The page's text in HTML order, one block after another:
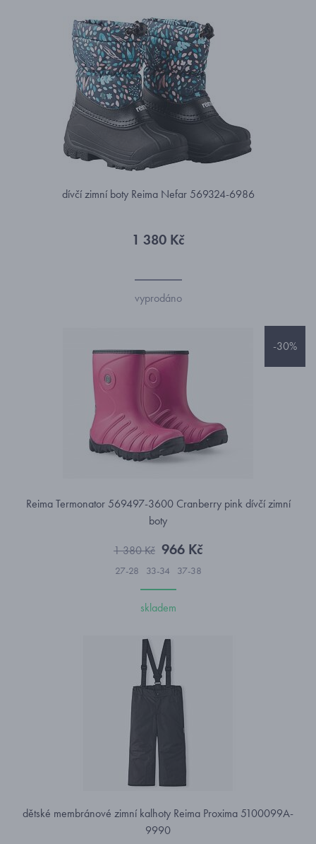
dívčí zimní boty Reima Nefar 569324-6986
1 380 Kč
vyprodáno
-30%
Reima Termonator 569497-3600 Cranberry pink dívčí zimní
boty
1 380 Kč 966 Kč
27-28 33-34 37-38
skladem
dětské membránové zimní kalhoty Reima Proxima 5100099A-
9990